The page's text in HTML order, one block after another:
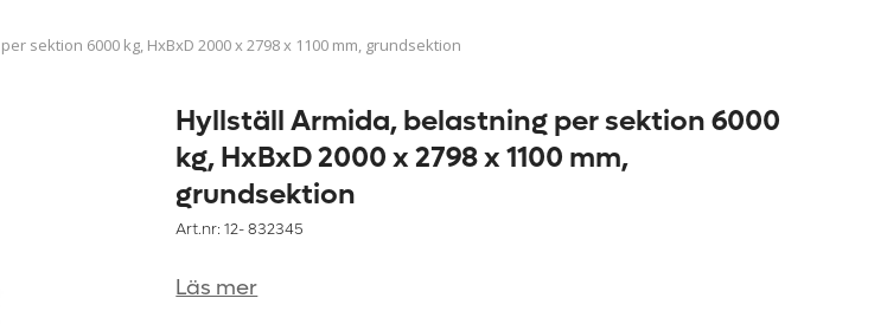
sektion 6000 kg, HxBxD 2000 x 2798 x 1100 mm, grundsektion
Hyllställ Armida, belastning per sektion 6000
kg, HxBxD 2000 x 2798 x 1100 mm,
grundsektion
Art.nr: 12-832345
Läs mer